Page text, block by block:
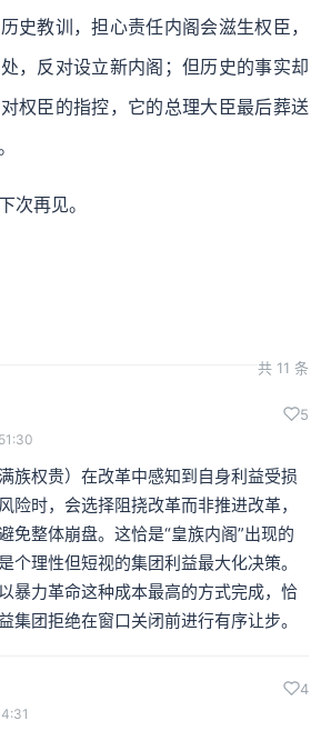
史教训，担心责任内阁会滋生权臣，
，反对设立新内阁；但历史的事实却
权臣的指控，它的总理大臣最后葬送
次再见。
共 11 条
5
族权贵）在改革中感知到自身利益受损
险时，会选择阻挠改革而非推进改革，
免整体崩盘。这恰是“皇族内阁”出现的
个理性但短视的集团利益最大化决策。
暴力革命这种成本最高的方式完成，恰
集团拒绝在窗口关闭前进行有序让步。
4